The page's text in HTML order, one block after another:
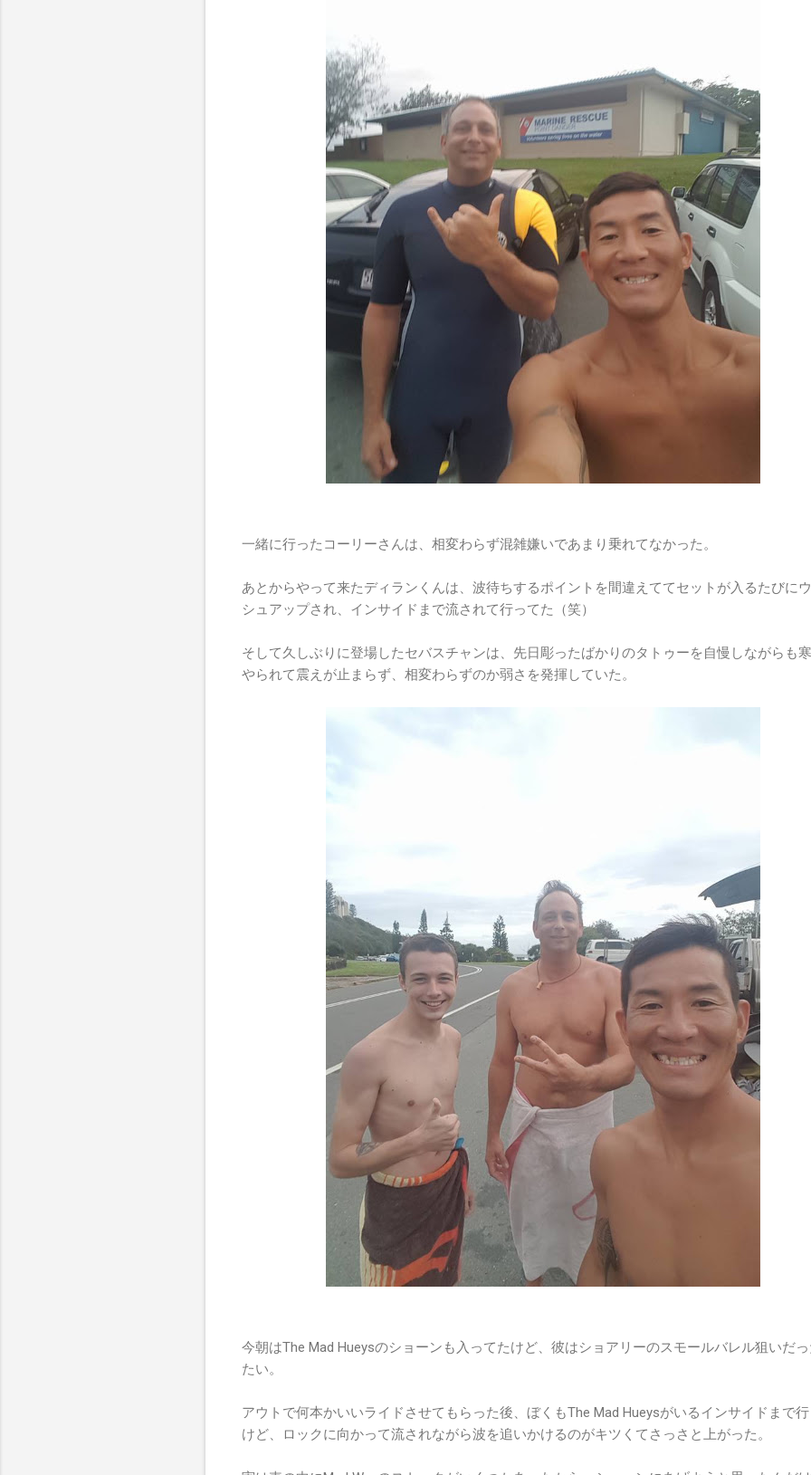
一緒に行ったコーリーさんは、相変わらず混雑嫌いであまり乗れてなかった。
あとからやって来たディランくんは、波待ちするポイントを間違えててセットが入るたびに
シュアップされ、インサイドまで流されて行ってた（笑）
そして久しぶりに登場したセバスチャンは、先日彫ったばかりのタトゥーを自慢しながらも
やられて震えが止まらず、相変わらずのか弱さを発揮していた。
今朝はThe Mad Hueysのショーンも入ってたけど、彼はショアリーのスモールバレル狙いだ
たい。
アウトで何本かいいライドさせてもらった後、ぼくもThe Mad Hueysがいるインサイドまで行
けど、ロックに向かって流されながら波を追いかけるのがキツくてさっさと上がった。